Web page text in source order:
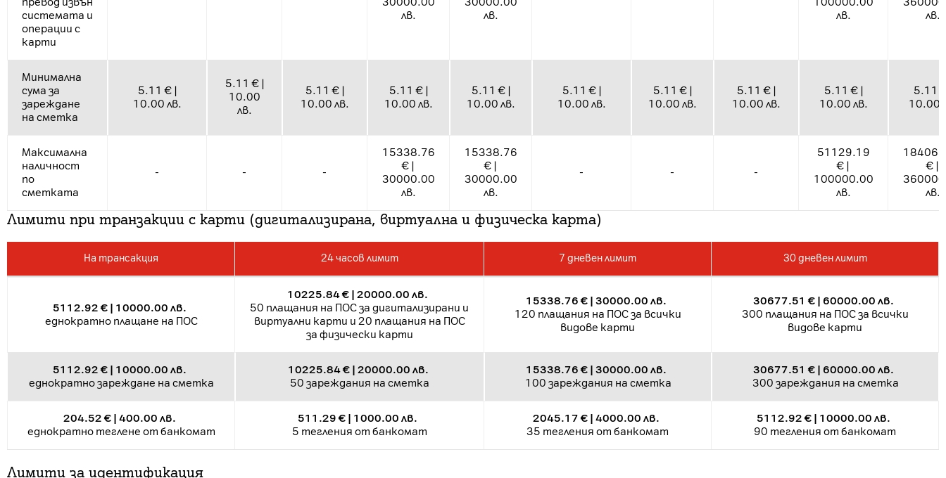
системата и
операции с
карти
лв.
лв.
лв.
лв.
Минимална
сума за
зареждане
на сметка
5.11 € |
10.00 лв.
5.11 € |
10.00
лв.
5.11 € |
10.00 лв.
5.11 € |
10.00 лв.
5.11 € |
10.00 лв.
5.11 € |
10.00 лв.
5.11 € |
10.00 лв.
5.11 € |
10.00 лв.
5.11 € |
10.00 лв.
5.11
10.00
Максимална
наличност
по
сметката
- - -
15338.76
€ |
30000.00
лв.
15338.76
€ |
30000.00
лв.
- - -
51129.19
€ |
100000.00
лв.
€ |
лв.
Лимити при транзакции с карти (дигитализирана, виртуална и физическа карта)
На трансакция 24 часов лимит 7 дневен лимит 30 дневен лимит
5112.92 € | 10000.00 лв.
еднократно плащане на ПОС
10225.84 € | 20000.00 лв.
50 плащания на ПОС за дигитализирани и
виртуални карти и 20 плащания на ПОС
за физически карти
15338.76 € | 30000.00 лв.
120 плащания на ПОС за всички
видове карти
30677.51 € | 60000.00 лв.
300 плащания на ПОС за всички
видове карти
5112.92 € | 10000.00 лв.
еднократно зареждане на сметка
10225.84 € | 20000.00 лв.
50 зареждания на сметка
15338.76 € | 30000.00 лв.
100 зареждания на сметка
30677.51 € | 60000.00 лв.
300 зареждания на сметка
204.52 € | 400.00 лв.
еднократно теглене от банкомат
511.29 € | 1000.00 лв.
5 тегления от банкомат
2045.17 € | 4000.00 лв.
35 тегления от банкомат
5112.92 € | 10000.00 лв.
90 тегления от банкомат
Лимити за идентификация